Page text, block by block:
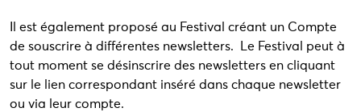
Il est également proposé au Festival créant un Compte
de souscrire à différentes newsletters. Le Festival peut à
tout moment se désinscrire des newsletters en cliquant
sur le lien correspondant inséré dans chaque newsletter
ou via leur compte.